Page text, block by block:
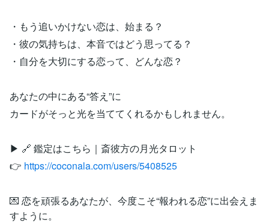
・もう追いかけない恋は、始まる？
・彼の気持ちは、本音ではどう思ってる？
・自分を大切にする恋って、どんな恋？
あなたの中にある“答え”に
カードがそっと光を当ててくれるかもしれません。
▶ 🔗 鑑定はこちら｜斎彼方の月光タロット
👉 https://coconala.com/users/5408525
💌 恋を頑張るあなたが、今度こそ“報われる恋”に出会えま
すように。